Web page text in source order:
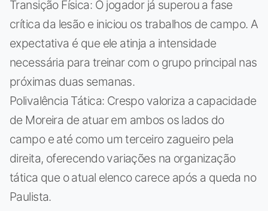
Transição Física: O jogador já superou a fase
crítica da lesão e iniciou os trabalhos de campo. A
expectativa é que ele atinja a intensidade
necessária para treinar com o grupo principal nas
próximas duas semanas.
Polivalência Tática: Crespo valoriza a capacidade
de Moreira de atuar em ambos os lados do
campo e até como um terceiro zagueiro pela
direita, oferecendo variações na organização
tática que o atual elenco carece após a queda no
Paulista.